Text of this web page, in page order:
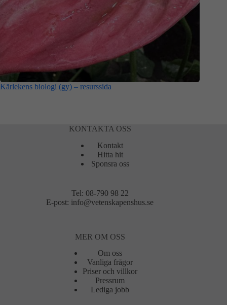
Kärlekens biologi (gy) – resurssida
KONTAKTA OSS
Kontakt
Hitta hit
Sponsra oss
Tel: 08-790 98 22
E-post: info@vetenskapenshus.se
MER OM OSS
Om oss
Vanliga frågor
Priser och villkor
Pressrum
Lediga jobb